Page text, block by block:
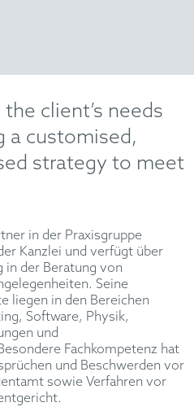
client’s needs
a customised,
strategy to meet
in der Praxisgruppe
Kanzlei und verfügt über
in der Beratung von
Seine
liegen in den Bereichen
Software, Physik,
und
Fachkompetenz hat
und Beschwerden vor
sowie Verfahren vor